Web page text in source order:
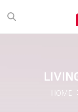
HOME